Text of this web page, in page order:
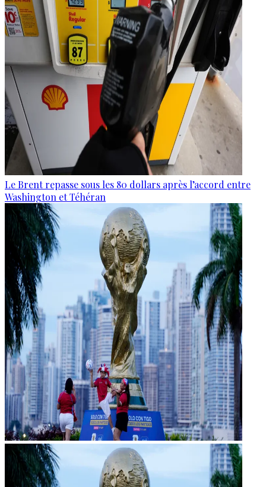
Le Brent repasse sous les 80 dollars après l’accord entre
Washington et Téhéran